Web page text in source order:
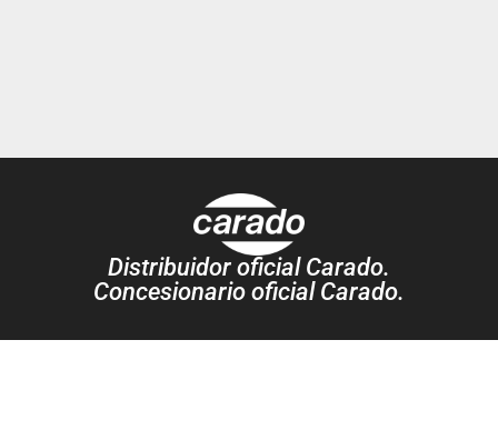
Distribuidor oficial Carado.
Concesionario oficial Carado.